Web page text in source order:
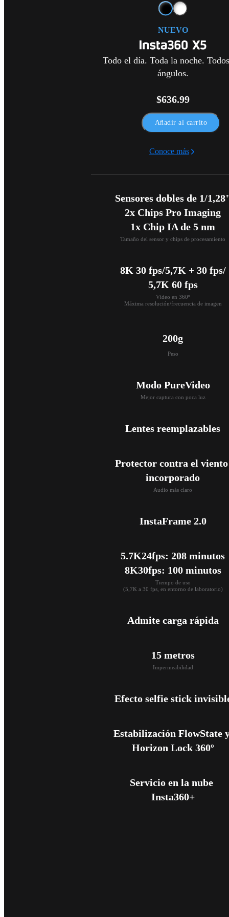
NUEVO
Todo el día. Toda la noche.
ángulos.
$636.99
Añadir al carrito
Conoce más
Sensores dobles de 1/
2x Chips Pro Imaging
1x Chip IA de 5 nm
Tamaño del sensor y chips de procesamiento
8K 30 fps/5,7K + 30 fps/
5,7K 60 fps
Vídeo en 360º
Máxima resolución/frecuencia de imagen
200g
Peso
Modo PureVideo
Mejor captura con poca luz
Lentes reemplazables
Protector contra el viento
incorporado
Audio más claro
InstaFrame 2.0
5.7K24fps: 208 minutos
8K30fps: 100 minutos
Tiempo de uso
(5,7K a 30 fps, en entorno de laboratorio)
Admite carga rápida
15 metros
Impermeabilidad
Efecto selfie stick
Estabilización FlowState
Horizon Lock 360º
Servicio en la nube
Insta360+